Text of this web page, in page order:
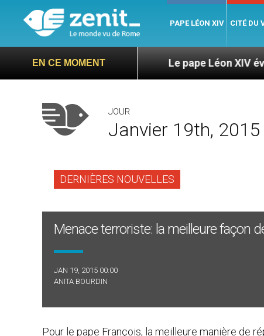
PAPE LÉON XIV CITÉ DU
EN CE MOMENT
Langa Le pape Léon XIV évoque un
JOUR
Janvier 19th, 2015
DERNIÈRES NOUVELLES
Menace terroriste: la meilleure façon
JAN 19, 2015 00:00
ANITA BOURDIN
Pour le pape François, la meilleure manière de